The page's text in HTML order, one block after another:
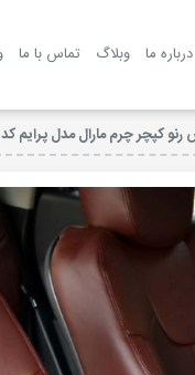
درباره ما وبلاگ تماس با ما
کپچر چرم مارال مدل پرایم کد 3031